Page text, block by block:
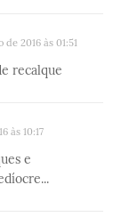
2016 às 01:51
recalque
às 10:17
e